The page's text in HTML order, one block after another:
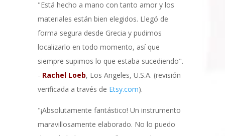
"Está hecho a mano con tanto amor y los
materiales están bien elegidos. Llegó de
forma segura desde Grecia y pudimos
localizarlo en todo momento, así que
siempre supimos lo que estaba sucediendo".
- Rachel Loeb, Los Angeles, U.S.A. (revisión
verificada a través de Etsy.com).
"¡Absolutamente fantástico! Un instrumento
maravillosamente elaborado. No lo puedo